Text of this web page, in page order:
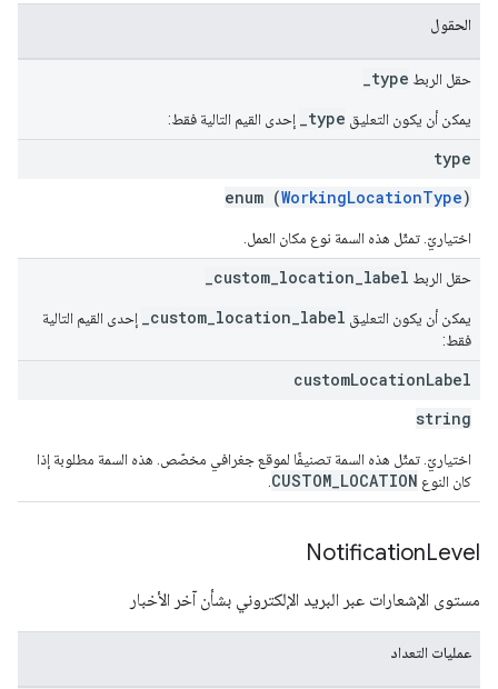
الحقول
حقل الربط _type
يمكن أن يكون التعليق _type إحدى القيم التالية فقط:
type
enum (WorkingLocationType)
اختياريّ. تمثّل هذه السمة نوع مكان العمل.
حقل الربط _custom_location_label
يمكن أن يكون التعليق _custom_location_label
إحدى القيم التالية
فقط:
customLocationLabel
string
اختياريّ. تمثّل هذه السمة تصنيفًا لموقع جغرافي مخصّص. هذه السمة مطلوبة إذا
كان النوع CUSTOM_LOCATION
NotificationLevel
مستوى الإشعارات عبر البريد الإلكتروني بشأن آخر الأخبار
عمليات التعداد